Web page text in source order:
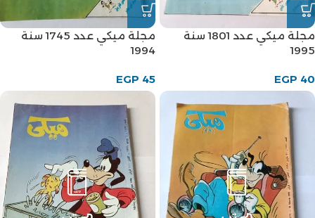
مجلة ميكي عدد 1801 سنة
1995
EGP 40
مجلة ميكي عدد 1745 سنة
1994
EGP 45